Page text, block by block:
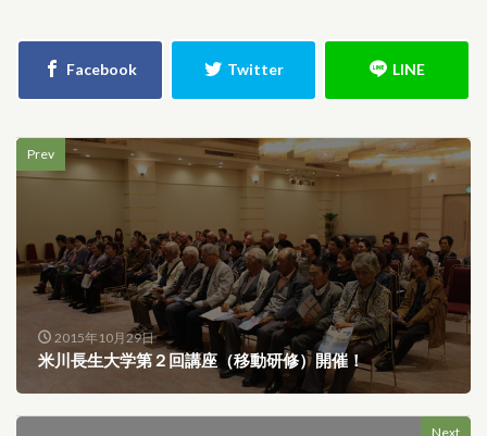
Prev
2015年10月29日
米川長生大学第２回講座（移動研修）開催！
Next